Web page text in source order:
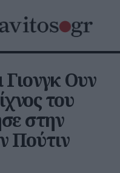
Ουν
του
στην
Πούτιν